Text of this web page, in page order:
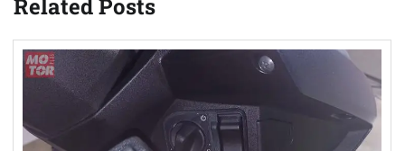
Related Posts